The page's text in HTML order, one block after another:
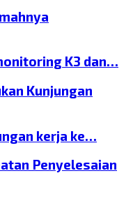
K3 dan…
Kunjungan
kerja ke…
Penyelesaian